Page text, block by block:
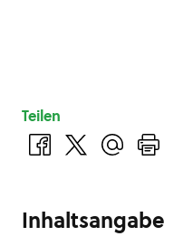
Teilen
Inhaltsangabe